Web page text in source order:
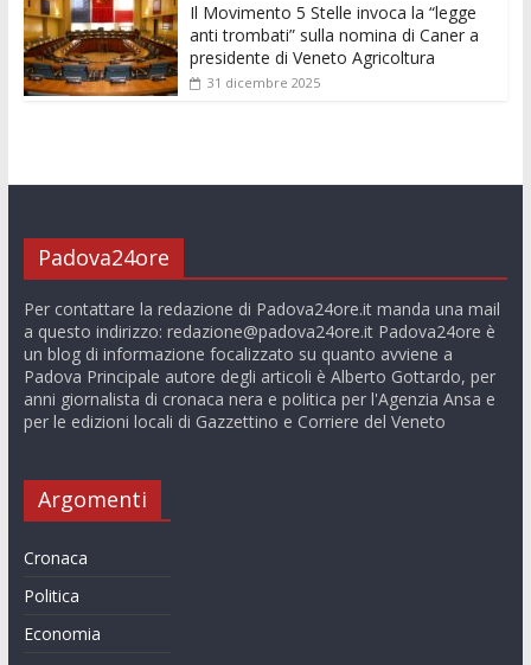
Il Movimento 5 Stelle invoca la “legge
anti trombati” sulla nomina di Caner a
presidente di Veneto Agricoltura
31 dicembre 2025
Padova24ore
Per contattare la redazione di Padova24ore.it manda una mail
a questo indirizzo: redazione@padova24ore.itPadova24ore è
un blog di informazione focalizzato su quanto avviene a
Padova Principale autore degli articoli è Alberto Gottardo, per
anni giornalista di cronaca nera e politica per l'Agenzia Ansa e
per le edizioni locali di Gazzettino e Corriere del Veneto
Argomenti
Cronaca
Politica
Economia